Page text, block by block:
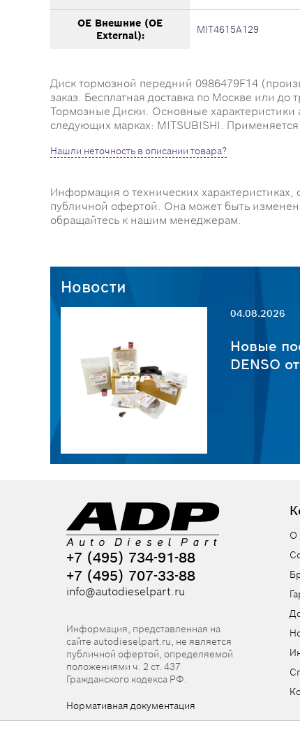
OE Внешние (OE
External):
MIT4615A129
Диск тормозной передний 0986479F14
заказ. Бесплатная доставка по Москве или
Тормозные Диски. Основные
следующих марках: MITSUBISHI.
Нашли неточность в описании товара?
Информация о технических
публичной офертой. Она может быть
обращайтесь к нашим менеджерам.
Новости
04.08.2026
Новые
DENSO
+7 (495) 734-91-88
+7 (495) 707-33-88
info@autodieselpart.ru
Информация, представленная на
сайте autodieselpart.ru, не является
публичной офертой, определяемой
положениями ч. 2 ст. 437
Гражданского кодекса РФ.
Нормативная документация
О